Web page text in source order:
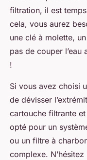
filtration, il est
cela, vous aurez
une clé à molette,
pas de couper l’eau
!
Si vous avez choisi
de dévisser
cartouche filtrante
opté pour un
ou un filtre à
complexe.